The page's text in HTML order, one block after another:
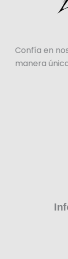
Confía en
manera